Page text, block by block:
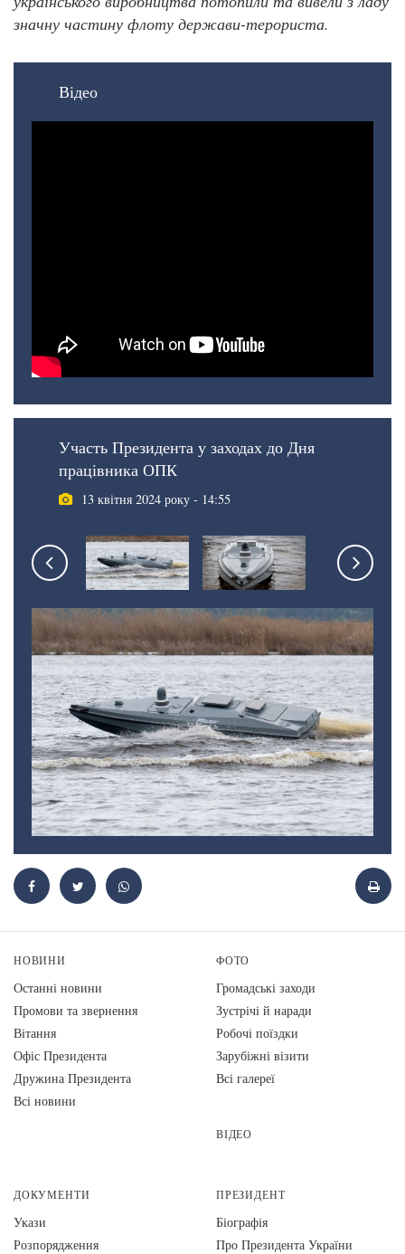
значну частину флоту держави-терориста.
Відео
Участь Президента у заходах до Дня
працівника ОПК
13 квітня 2024 року - 14:55
НОВИНИ
Останні новини
Промови та звернення
Вiтання
Офіс Президента
Дружина Президента
Всі новини
ФОТО
Громадські заходи
Зустрічі й наради
Робочі поїздки
Зарубіжні візити
Всі галереї
ВІДЕО
ДОКУМЕНТИ
Укази
Розпорядження
ПРЕЗИДЕНТ
Біографія
Про Президента України